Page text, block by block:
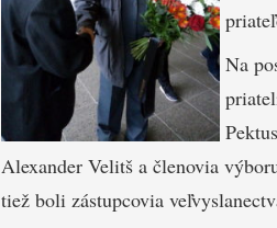
Na
Alexander Velitš a členovia
tiež boli zástupcovia